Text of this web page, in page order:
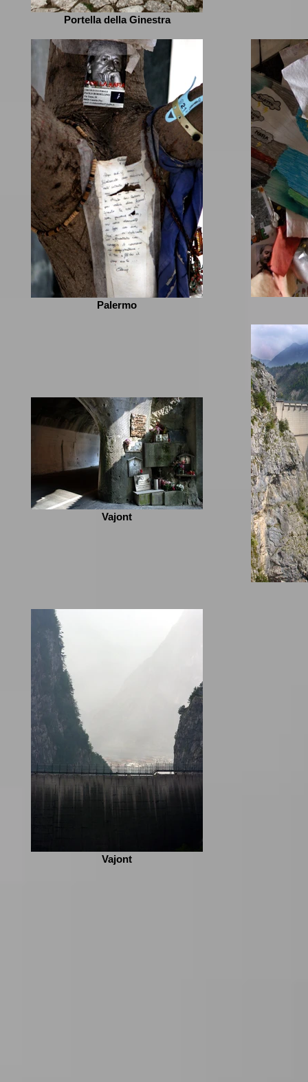
Portella della Ginestra
Palermo
Vajont
Vajont